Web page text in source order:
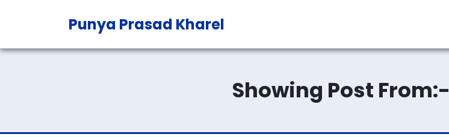
Punya Prasad Kharel
Showing Post From:-